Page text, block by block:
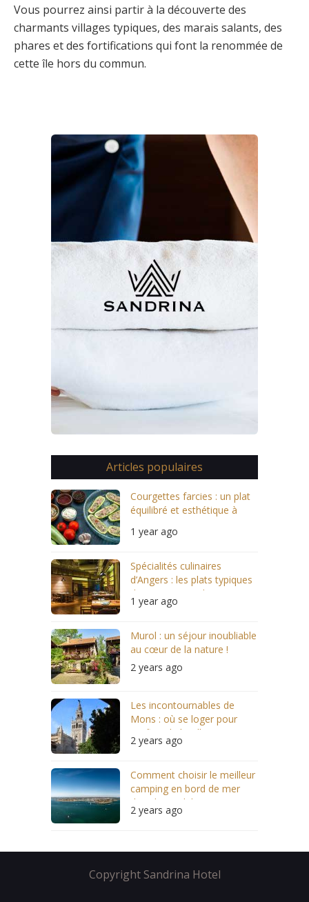
Vous pourrez ainsi partir à la découverte des
charmants villages typiques, des marais salants, des
phares et des fortifications qui font la renommée de
cette île hors du commun.
Articles populaires
Courgettes farcies : un plat
équilibré et esthétique à
1 year ago
Spécialités culinaires
d’Angers : les plats typiques
des restaurants locaux
1 year ago
Murol : un séjour inoubliable
au cœur de la nature !
2 years ago
Les incontournables de
Mons : où se loger pour
profiter de la ville ?
2 years ago
Comment choisir le meilleur
camping en bord de mer
dans le Morbihan ?
2 years ago
Copyright Sandrina Hotel